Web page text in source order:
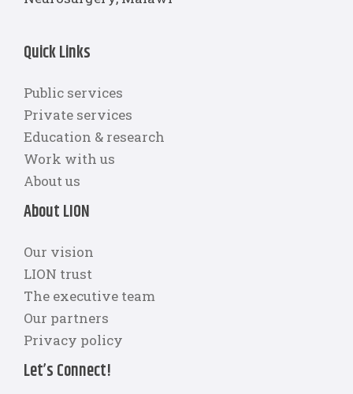
Quick Links
Public services
Private services
Education & research
Work with us
About us
About LION
Our vision
LION trust
The executive team
Our partners
Privacy policy
Let’s Connect!